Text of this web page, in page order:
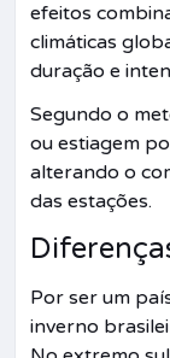
efeitos
climáticas
duração e
Segundo o
ou estiagem
alterando o
das estações.
Por ser um
inverno